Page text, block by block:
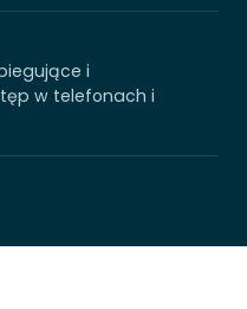
i
w telefonach i